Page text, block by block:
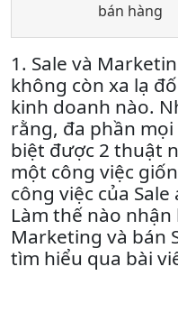
bán hàng
1. Sale và
không còn xa lạ
kinh doanh nào.
rằng, đa phần
biệt được 2 thuật
một công việc
công việc của
Làm thế nào
Marketing và bán
tìm hiểu qua bài